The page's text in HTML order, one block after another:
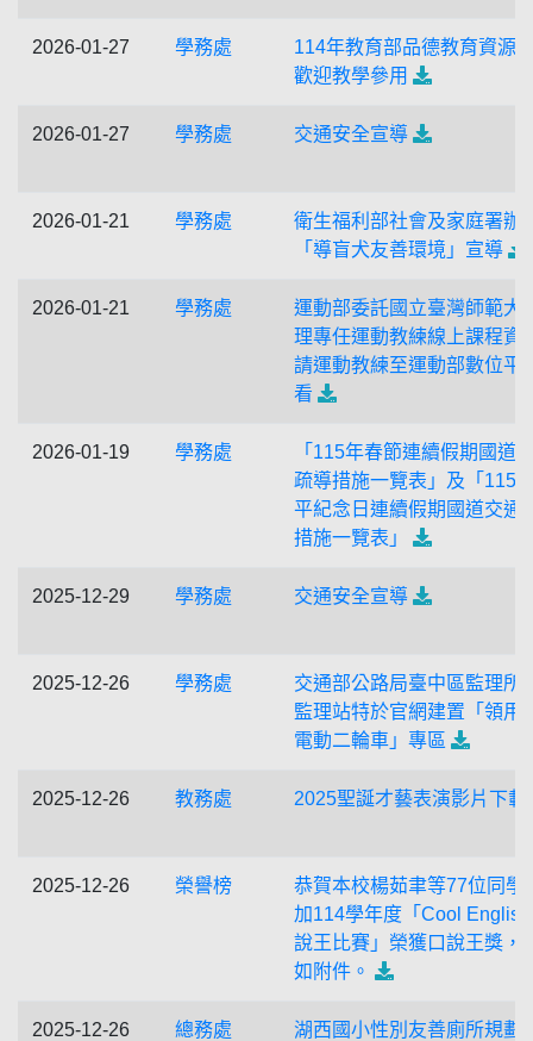
2026-01-27 學務處
114年教育部品德教育資源
歡迎教學參用
2026-01-27 學務處 交通安全宣導
2026-01-21 學務處
衛生福利部社會及家庭署辦
「導盲犬友善環境」宣導
2026-01-21 學務處
運動部委託國立臺灣師範大
理專任運動教練線上課程資
請運動教練至運動部數位平
看
2026-01-19 學務處
「115年春節連續假期國道
疏導措施一覽表」及「115
平紀念日連續假期國道交通
措施一覽表」
2025-12-29 學務處 交通安全宣導
2025-12-26 學務處
交通部公路局臺中區監理所
監理站特於官網建置「領用
電動二輪車」專區
2025-12-26 教務處 2025聖誕才藝表演影片下載
2025-12-26 榮譽榜
恭賀本校楊茹聿等77位同學
加114學年度「Cool
說王比賽」榮獲口說王獎，
如附件。
2025-12-26 總務處
湖西國小性別友善廁所規劃